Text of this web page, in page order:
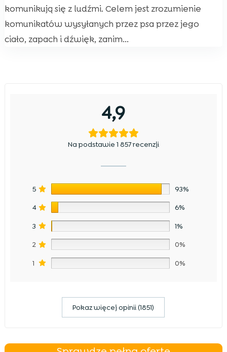
komunikują się z ludźmi. Celem jest zrozumienie
komunikatów wysyłanych przez psa przez jego
ciało, zapach i dźwięk, zanim...
4,9
Na podstawie 1 857 recenzji
5 93%
4 6%
3 1%
2 0%
1 0%
Pokaz więcej opinii (1851)